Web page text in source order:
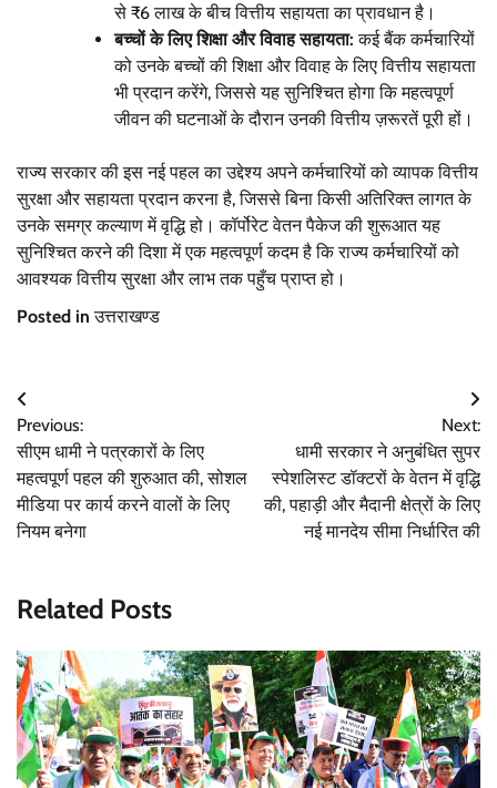
से ₹6 लाख के बीच वित्तीय सहायता का प्रावधान है।
बच्चों के लिए शिक्षा और विवाह सहायता:कई बैंक कर्मचारियों
को उनके बच्चों की शिक्षा और विवाह के लिए वित्तीय सहायता
भी प्रदान करेंगे, जिससे यह सुनिश्चित होगा कि महत्वपूर्ण
जीवन की घटनाओं के दौरान उनकी वित्तीय ज़रूरतें पूरी हों।
राज्य सरकार की इस नई पहल का उद्देश्य अपने कर्मचारियों को व्यापक वित्तीय
सुरक्षा और सहायता प्रदान करना है, जिससे बिना किसी अतिरिक्त लागत के
उनके समग्र कल्याण में वृद्धि हो। कॉर्पोरेट वेतन पैकेज की शुरूआत यह
सुनिश्चित करने की दिशा में एक महत्वपूर्ण कदम है कि राज्य कर्मचारियों को
आवश्यक वित्तीय सुरक्षा और लाभ तक पहुँच प्राप्त हो।
Posted inउत्तराखण्ड
Post
navigation
Previous:
सीएम धामी ने पत्रकारों के लिए
महत्वपूर्ण पहल की शुरुआत की, सोशल
मीडिया पर कार्य करने वालों के लिए
नियम बनेगा
Next:
धामी सरकार ने अनुबंधित सुपर
स्पेशलिस्ट डॉक्टरों के वेतन में वृद्धि
की, पहाड़ी और मैदानी क्षेत्रों के लिए
नई मानदेय सीमा निर्धारित की
Related Posts